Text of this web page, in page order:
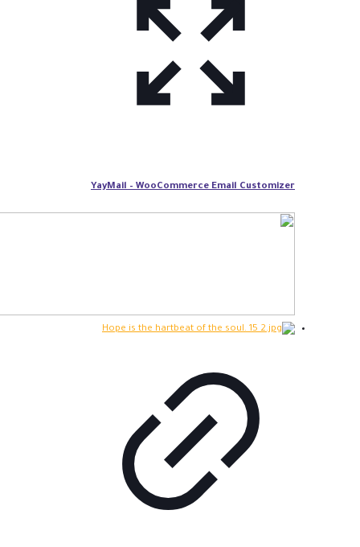
YayMail – WooCommerce Email Customizer